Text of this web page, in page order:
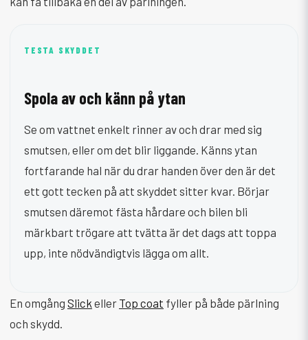
TESTA SKYDDET
Spola av och känn på ytan
Se om vattnet enkelt rinner av och drar med sig
smutsen, eller om det blir liggande. Känns ytan
fortfarande hal när du drar handen över den är det
ett gott tecken på att skyddet sitter kvar. Börjar
smutsen däremot fästa hårdare och bilen bli
märkbart trögare att tvätta är det dags att toppa
upp, inte nödvändigtvis lägga om allt.
En omgång Slick eller Top coat fyller på både pärlning
och skydd.